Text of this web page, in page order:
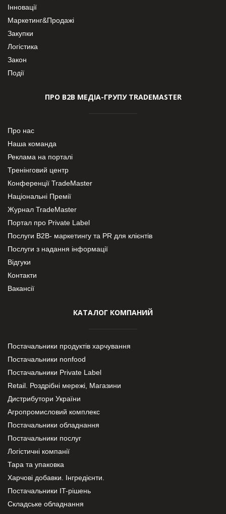
Інновації
Маркетинг&Продажі
Закупки
Логістика
Закон
Події
ПРО В2В МЕДІА-ГРУПУ TRADEMASTER
Про нас
Наша команда
Реклама на порталі
Тренінговий центр
Конференції TradeMaster
Національні Премії
Журнал TradeMaster
Портал про Private Label
Послуги В2В- маркетингу та PR для клієнтів
Послуги з надання інформації
Відгуки
Контакти
Вакансії
КАТАЛОГ КОМПАНИЙ
Постачальники продуктів харчування
Постачальники nonfood
Постачальники Private Label
Retail. Роздрібні мережі, Магазини
Дистрибутори України
Агропромисловий комплекс
Постачальники обладнання
Постачальники послуг
Логістичні компанії
Тара та упаковка
Харчові добавки. Інгредієнти.
Постачальники IT-рішень
Складське обладнання